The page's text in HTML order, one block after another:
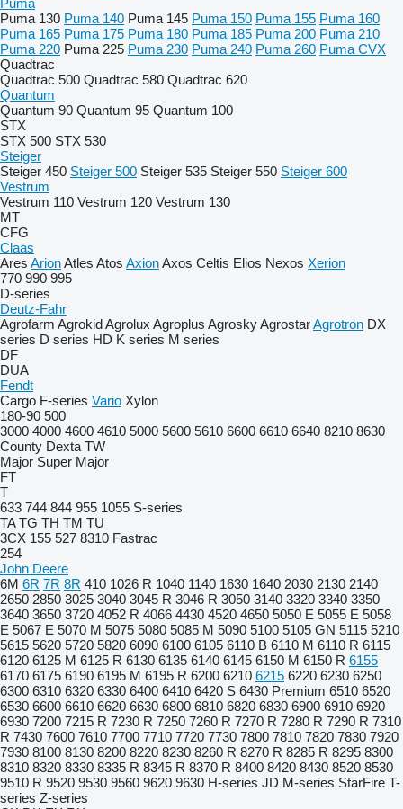
Puma
Puma 130 Puma 140 Puma 145 Puma 150 Puma 155 Puma 160
Puma 165 Puma 175 Puma 180 Puma 185 Puma 200 Puma 210
Puma 220 Puma 225 Puma 230 Puma 240 Puma 260 Puma CVX
Quadtrac
Quadtrac 500 Quadtrac 580 Quadtrac 620
Quantum
Quantum 90 Quantum 95 Quantum 100
STX
STX 500 STX 530
Steiger
Steiger 450 Steiger 500 Steiger 535 Steiger 550 Steiger 600
Vestrum
Vestrum 110 Vestrum 120 Vestrum 130
MT
CFG
Claas
Ares ArionAtles Atos AxionAxos Celtis Elios Nexos Xerion
770 990 995
D-series
Deutz-Fahr
Agrofarm AgrokidAgrolux Agroplus AgroskyAgrostarAgrotron DX
series D series HD K series M series
DF
DUA
Fendt
Cargo F-series Vario Xylon
180-90 500
3000 4000 4600 4610 5000 5600 5610 6600 6610 6640 8210 8630
County Dexta TW
Major Super Major
FT
T
633 744 844 955 1055 S-series
TA TG TH TM TU
3CX 155 527 8310 Fastrac
254
John Deere
6M 6R 7R 8R 410 1026 R 1040 1140 1630 1640 2030 2130 2140
2650 2850 3025 3040 3045 R 3046 R 3050 3140 3320 3340 3350
3640 3650 3720 4052 R 4066 4430 4520 4650 5050 E 5055 E 5058
E 5067 E 5070 M 5075 5080 5085 M 5090 5100 5105 GN 5115 5210
5615 5620 5720 5820 6090 6100 6105 6110 B 6110 M 6110 R 6115
6120 6125 M 6125 R 6130 6135 6140 6145 6150 M 6150 R 6155
6170 6175 6190 6195 M 6195 R 6200 6210 6215 6220 6230 6250
6300 6310 6320 6330 6400 6410 6420 S 6430 Premium 6510 6520
6530 6600 6610 6620 6630 6800 6810 6820 6830 6900 6910 6920
6930 7200 7215 R 7230 R 7250 7260 R 7270 R 7280 R 7290 R 7310
R 7430 7600 7610 7700 7710 7720 7730 7800 7810 7820 7830 7920
7930 8100 8130 8200 8220 8230 8260 R 8270 R 8285 R 8295 8300
8310 8320 8330 8335 R 8345 R 8370 R 8400 8420 8430 8520 8530
9510 R 9520 9530 9560 9620 9630 H-series JD M-series StarFire T-
series Z-series